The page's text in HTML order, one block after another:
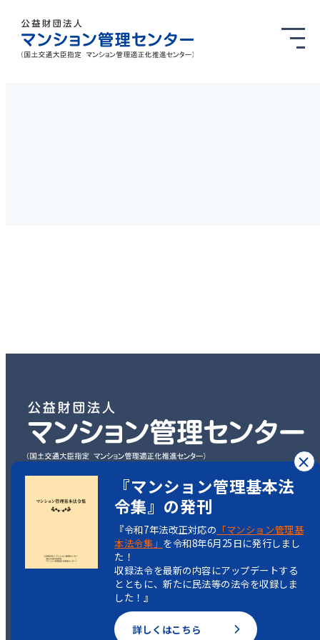
〒101-0003
東京都千代田区一ツ橋2丁目5-5
岩波書店一ツ橋ビル7階
TEL：03-3222-1516
『マンション管理基本法
令集』の発刊
『令和7年法改正対応の 「マンション管理基
本法令集」 を令和8年6月25日に発行しまし
た！
収録法令を最新の内容にアップデートする
とともに、新たに民法等の法令を収録しま
した！』
詳しくはこちら
×